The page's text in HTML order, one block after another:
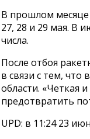
В прошлом месяце
27, 28 и 29 мая. В
числа.
После отбоя
в связи с тем, что
области. «Четкая
предотвратить
UPD: в 11:24 23